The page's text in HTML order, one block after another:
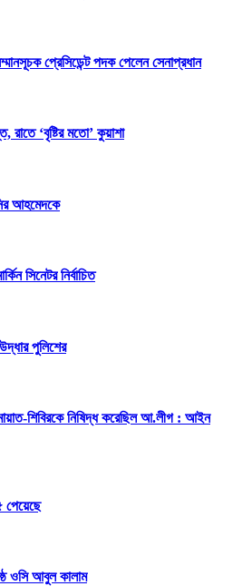
প্রেসিডেন্ট পদক পেলেন সেনাপ্রধান
রাতে ‘বৃষ্টির মতো’ কুয়াশা
আহমেদকে
সিনেটর নির্বাচিত
পুলিশের
শিবিরকে নিষিদ্ধ করেছিল আ.লীগ : আইন
পেয়েছে
ওসি আবুল কালাম